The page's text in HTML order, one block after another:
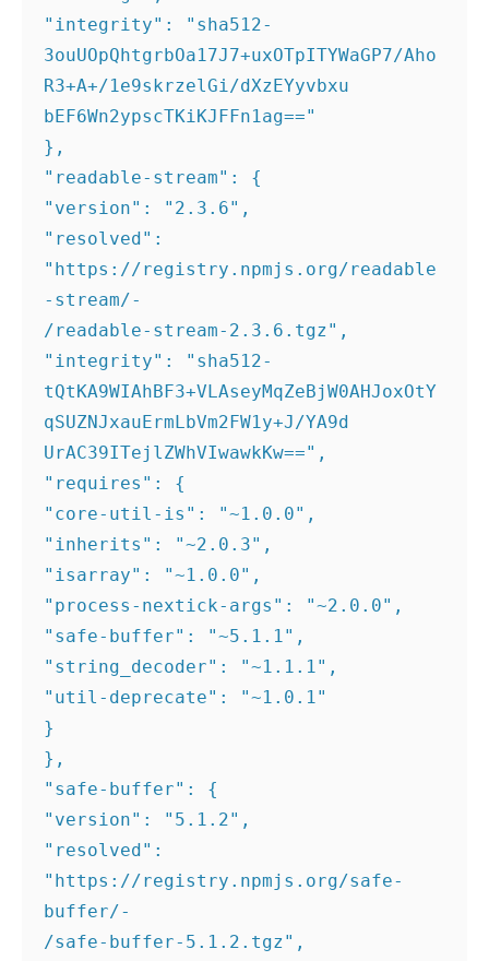
"integrity": "sha512-
3ouUOpQhtgrbOa17J7+uxOTpITYWaGP7/Aho
R3+A+/1e9skrzelGi/dXzEYyvbxu
bEF6Wn2ypscTKiKJFFn1ag=="
},
"readable-stream": {
"version": "2.3.6",
"resolved":
"https://registry.npmjs.org/readable
-stream/-
/readable-stream-2.3.6.tgz",
"integrity": "sha512-
tQtKA9WIAhBF3+VLAseyMqZeBjW0AHJoxOtY
qSUZNJxauErmLbVm2FW1y+J/YA9d
UrAC39ITejlZWhVIwawkKw==",
"requires": {
"core-util-is": "~1.0.0",
"inherits": "~2.0.3",
"isarray": "~1.0.0",
"process-nextick-args": "~2.0.0",
"safe-buffer": "~5.1.1",
"string_decoder": "~1.1.1",
"util-deprecate": "~1.0.1"
}
},
"safe-buffer": {
"version": "5.1.2",
"resolved":
"https://registry.npmjs.org/safe-
buffer/-
/safe-buffer-5.1.2.tgz",